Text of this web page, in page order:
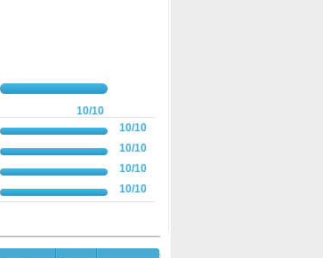
10/10
10/10
10/10
10/10
10/10
opinión